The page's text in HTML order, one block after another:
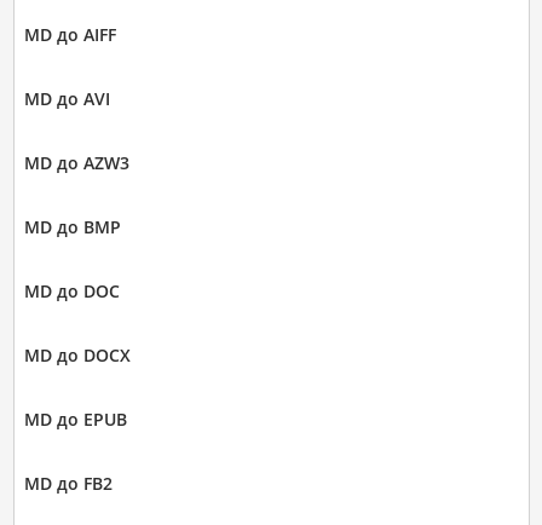
MD до AIFF
MD до AVI
MD до AZW3
MD до BMP
MD до DOC
MD до DOCX
MD до EPUB
MD до FB2